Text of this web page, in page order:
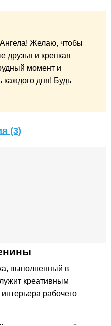
Желаю, чтобы
друзья и крепкая
момент и
каждого дня! Будь
(3)
выполненный в
креативным
рабочего